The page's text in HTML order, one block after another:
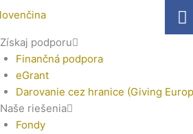
F
a
o
Získaj podporu
Finančná podpora
eGrant
Darovanie cez hranice (Giving
Naše riešenia
Fondy